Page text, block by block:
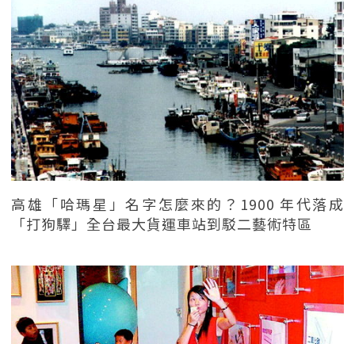
高雄「哈瑪星」名字怎麼來的？1900 年代落成
「打狗驛」全台最大貨運車站到駁二藝術特區